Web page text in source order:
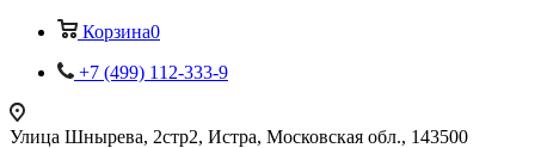
Корзина0
+7 (499) 112-333-9
Улица Шнырева, 2стр2, Истра, Московская обл., 143500